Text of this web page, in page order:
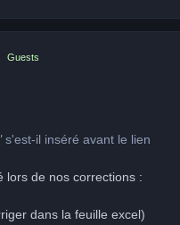
Guests
s'est-il inséré avant le lien
lors de nos corrections :
dans la feuille excel)